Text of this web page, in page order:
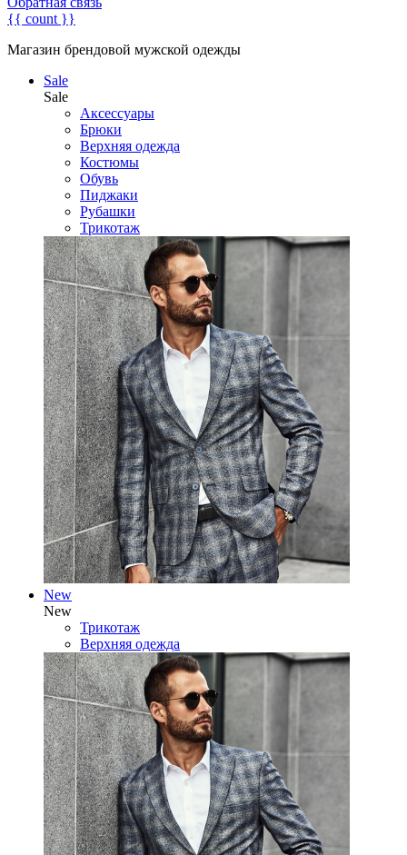
{{ count }}
Магазин брендовой мужской одежды
Sale
Sale
Аксессуары
Брюки
Верхняя одежда
Костюмы
Обувь
Пиджаки
Рубашки
Трикотаж
New
New
Трикотаж
Верхняя одежда